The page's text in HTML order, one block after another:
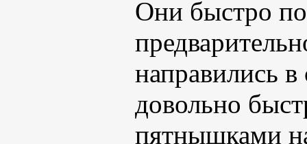
Они быстро
направились
довольно
пятнышками